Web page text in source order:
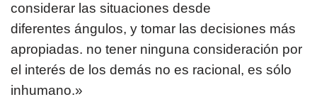
considerar las situaciones desde
diferentes ángulos, y tomar las decisiones más
apropiadas. no tener ninguna consideración por
el interés de los demás no es racional, es sólo
inhumano.»